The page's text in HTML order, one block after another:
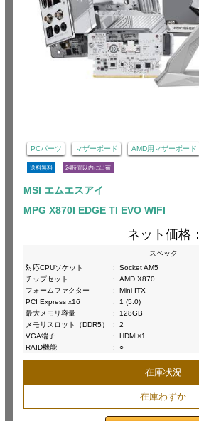
PCパーツ マザーボード AMD用マザーボード
送料無料 24時間以内に出荷
MSI エムエスアイ
MPG X870I EDGE TI EVO WIFI
ネット価格：
スペック
対応CPUソケット
:
Socket AM5
チップセット
:
AMD X870
フォームファクター
:
Mini-ITX
PCI Express x16
:
1 (5.0)
最大メモリ容量
:
128GB
メモリスロット（DDR5）
:
2
VGA端子
:
HDMI×1
RAID機能
: ○
在庫状況
在庫わずか